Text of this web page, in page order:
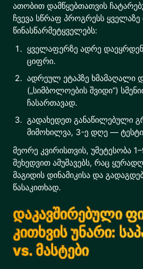
ათობით დამწყებთათვის
ჩვევა სწრაფ პროგრესს ყველაზე
წინასწარმეტყველებს:
ყველაფერზე ადრე
ციფრი.
ადრეულ ეტაპზე ხმამაღალი
(„სიმბოლოების შვიდი“)
ჩასართავად.
გადახედეთ განაწილებული
მიმოხილვა, 3-ე დღე —
მეორე კვირისთვის, უმეტესობა
შეხედვით ამუშავებს, რაც
მაგიდის დინამიკისა და
წასაკითხად.
დაკავშირებული
კითხვის უნარი:
vs. მასტები